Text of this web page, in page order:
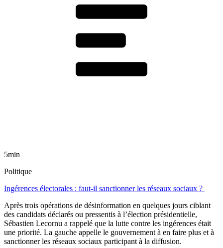
5min
Politique
Ingérences électorales : faut-il sanctionner les réseaux sociaux ?
Après trois opérations de désinformation en quelques jours ciblant
des candidats déclarés ou pressentis à l’élection présidentielle,
Sébastien Lecornu a rappelé que la lutte contre les ingérences était
une priorité. La gauche appelle le gouvernement à en faire plus et à
sanctionner les réseaux sociaux participant à la diffusion.